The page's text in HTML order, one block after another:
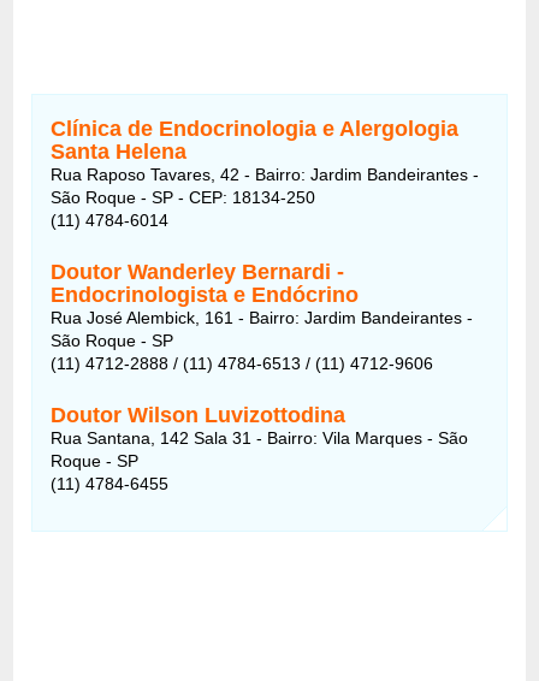
Clínica de Endocrinologia e Alergologia
Santa Helena
Rua Raposo Tavares, 42 - Bairro: Jardim Bandeirantes -
São Roque - SP - CEP: 18134-250
(11) 4784-6014
Doutor Wanderley Bernardi -
Endocrinologista e Endócrino
Rua José Alembick, 161 - Bairro: Jardim Bandeirantes -
São Roque - SP
(11) 4712-2888 / (11) 4784-6513 / (11) 4712-9606
Doutor Wilson Luvizottodina
Rua Santana, 142 Sala 31 - Bairro: Vila Marques - São
Roque - SP
(11) 4784-6455